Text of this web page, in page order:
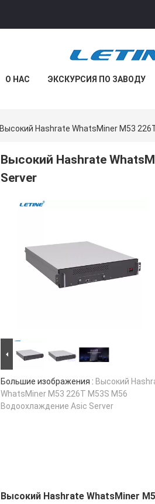
О НАС ЭКСКУРСИЯ ПО ЗАВОДУ
Высокий Hashrate WhatsMiner M53
Высокий Hashrate
Server
Большие изображения : Высокий
WhatsMiner M53 226T M53S M56
Водоохлаждение Asic Server
Высокий Hashrate WhatsMiner